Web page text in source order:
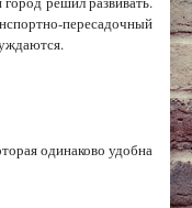
пересадочный
одинаково удобна